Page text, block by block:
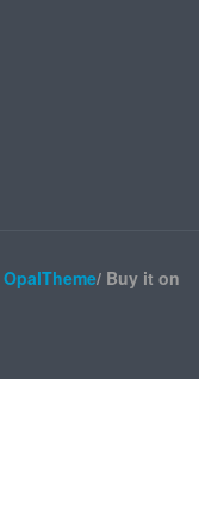
OpalTheme/ Buy it on